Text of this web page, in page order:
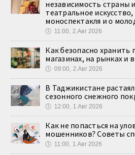
независимость страны
театральное
моноспектакля и о
🕔 11:00, 2.Авг 2026
Как безопасно хранить
магазинах, на рынках и
🕔 09:00, 2.Авг 2026
В Таджикистане
сезонного снежного
🕔 12:00, 1.Авг 2026
Как не попасться на
мошенников? Советы
🕔 11:00, 1.Авг 2026